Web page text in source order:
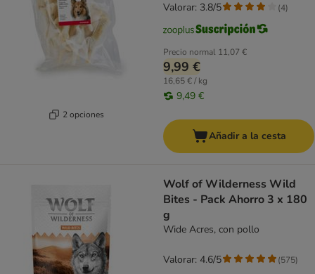
2 opciones
Precio normal 11,07 €
9,99 €
16,65 € / kg
9,49 €
Valorar: 3.8/5 (4)
Añadir a la cesta
Wolf of Wilderness Wild
Bites - Pack Ahorro 3 x 180
g
Wide Acres, con pollo
Valorar: 4.6/5 (575)